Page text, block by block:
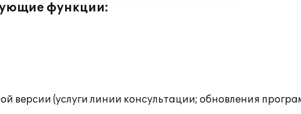
функции:
версии (услуги линии консультации; обновления